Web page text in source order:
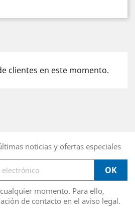
clientes en este momento.
noticias y ofertas especiales
momento. Para ello,
de contacto en el aviso legal.